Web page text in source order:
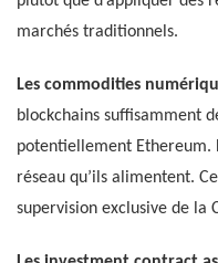
marchés traditionnels.
Les commodities
blockchains suffisamment
potentiellement Ethereum.
réseau qu’ils alimentent.
supervision exclusive de la